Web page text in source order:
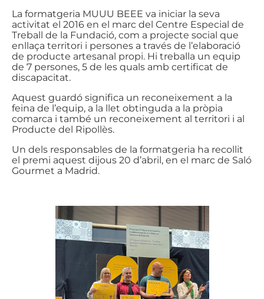
La formatgeria MUUU BEEE va iniciar la seva
activitat el 2016 en el marc del Centre Especial de
Treball de la Fundació, com a projecte social que
enllaça territori i persones a través de l’elaboració
de producte artesanal propi. Hi treballa un equip
de 7 persones, 5 de les quals amb certificat de
discapacitat.
Aquest guardó significa un reconeixement a la
feina de l’equip, a la llet obtinguda a la pròpia
comarca i també un reconeixement al territori i al
Producte del Ripollès.
Un dels responsables de la formatgeria ha recollit
el premi aquest dijous 20 d’abril, en el marc de Saló
Gourmet a Madrid.